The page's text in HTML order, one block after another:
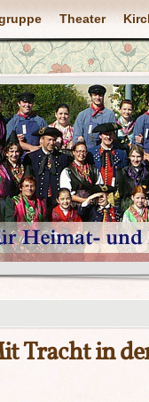
Theater
Tracht in